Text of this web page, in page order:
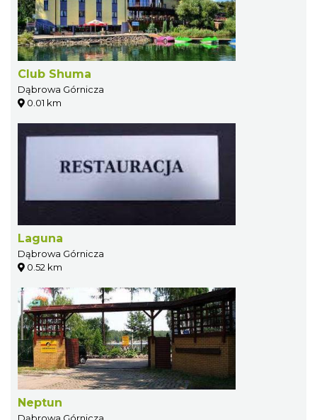
Club Shuma
Dąbrowa Górnicza
0.01 km
Laguna
Dąbrowa Górnicza
0.52 km
Neptun